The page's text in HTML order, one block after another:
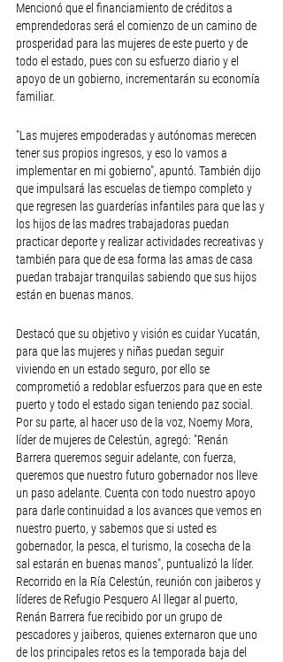
Mencionó que el financiamiento de créditos a
emprendedoras será el comienzo de un camino de
prosperidad para las mujeres de este puerto y de
todo el estado, pues con su esfuerzo diario y el
apoyo de un gobierno, incrementarán su economía
familiar.
"Las mujeres empoderadas y autónomas merecen
tener sus propios ingresos, y eso lo vamos a
implementar en mi gobierno", apuntó. También dijo
que impulsará las escuelas de tiempo completo y
que regresen las guarderías infantiles para que las y
los hijos de las madres trabajadoras puedan
practicar deporte y realizar actividades recreativas y
también para que de esa forma las amas de casa
puedan trabajar tranquilas sabiendo que sus hijos
están en buenas manos.
Destacó que su objetivo y visión es cuidar Yucatán,
para que las mujeres y niñas puedan seguir
viviendo en un estado seguro, por ello se
comprometió a redoblar esfuerzos para que en este
puerto y todo el estado sigan teniendo paz social.
Por su parte, al hacer uso de la voz, Noemy Mora,
líder de mujeres de Celestún, agregó: "Renán
Barrera queremos seguir adelante, con fuerza,
queremos que nuestro futuro gobernador nos lleve
un paso adelante. Cuenta con todo nuestro apoyo
para darle continuidad a los avances que vemos en
nuestro puerto, y sabemos que si usted es
gobernador, la pesca, el turismo, la cosecha de la
sal estarán en buenas manos", puntualizó la líder.
Recorrido en la Ría Celestún, reunión con jaiberos y
líderes de Refugio Pesquero Al llegar al puerto,
Renán Barrera fue recibido por un grupo de
pescadores y jaiberos, quienes externaron que uno
de los principales retos es la temporada baja del